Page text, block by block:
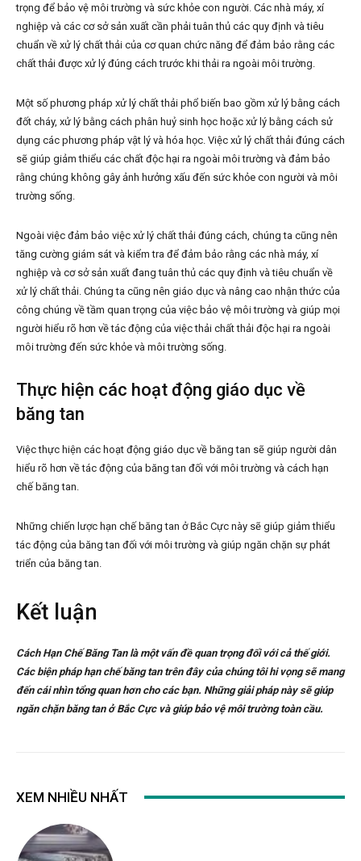
trọng để bảo vệ môi trường và sức khỏe con người. Các nhà máy, xí
nghiệp và các cơ sở sản xuất cần phải tuân thủ các quy định và tiêu
chuẩn về xử lý chất thải của cơ quan chức năng để đảm bảo rằng các
chất thải được xử lý đúng cách trước khi thải ra ngoài môi trường.
Một số phương pháp xử lý chất thải phổ biến bao gồm xử lý bằng cách
đốt cháy, xử lý bằng cách phân huỷ sinh học hoặc xử lý bằng cách sử
dụng các phương pháp vật lý và hóa học. Việc xử lý chất thải đúng cách
sẽ giúp giảm thiểu các chất độc hại ra ngoài môi trường và đảm bảo
rằng chúng không gây ảnh hưởng xấu đến sức khỏe con người và môi
trường sống.
Ngoài việc đảm bảo việc xử lý chất thải đúng cách, chúng ta cũng nên
tăng cường giám sát và kiểm tra để đảm bảo rằng các nhà máy, xí
nghiệp và cơ sở sản xuất đang tuân thủ các quy định và tiêu chuẩn về
xử lý chất thải. Chúng ta cũng nên giáo dục và nâng cao nhận thức của
công chúng về tầm quan trọng của việc bảo vệ môi trường và giúp mọi
người hiểu rõ hơn về tác động của việc thải chất thải độc hại ra ngoài
môi trường đến sức khỏe và môi trường sống.
Thực hiện các hoạt động giáo dục về
băng tan
Việc thực hiện các hoạt động giáo dục về băng tan sẽ giúp người dân
hiểu rõ hơn về tác động của băng tan đối với môi trường và cách hạn
chế băng tan.
Những chiến lược hạn chế băng tan ở Bắc Cực này sẽ giúp giảm thiểu
tác động của băng tan đối với môi trường và giúp ngăn chặn sự phát
triển của băng tan.
Kết luận
Cách Hạn Chế Băng Tan là một vấn đề quan trọng đối với cả thế giới.
Các biện pháp hạn chế băng tan trên đây của chúng tôi hi vọng sẽ mang
đến cái nhìn tổng quan hơn cho các bạn. Những giải pháp này sẽ giúp
ngăn chặn băng tan ở Bắc Cực và giúp bảo vệ môi trường toàn cầu.
XEM NHIỀU NHẤT